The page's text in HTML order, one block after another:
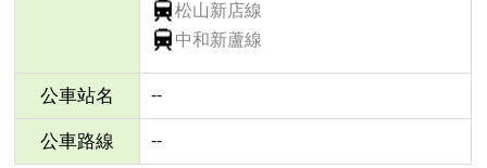
松山新店線
中和新蘆線
公車站名 --
公車路線 --